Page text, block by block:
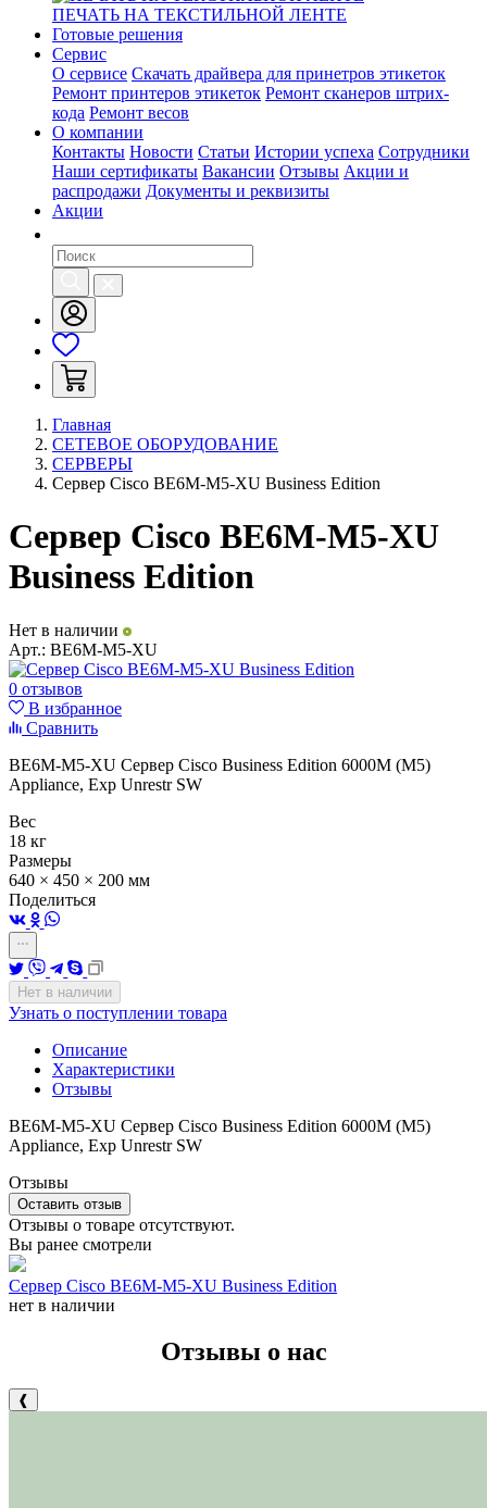
ПЕЧАТЬ НА ТЕКСТИЛЬНОЙ ЛЕНТЕ
Готовые решения
Сервис
О сервисе Скачать драйвера для принетров этикеток
Ремонт принтеров этикеток Ремонт сканеров штрих-
кода Ремонт весов
О компании
Контакты Новости Статьи Истории успеха Сотрудники
Наши сертификаты Вакансии Отзывы Акции и
распродажи Документы и реквизиты
Акции
Главная
СЕТЕВОЕ ОБОРУДОВАНИЕ
СЕРВЕРЫ
Сервер Cisco BE6M-M5-XU Business Edition
Сервер Cisco BE6M-M5-XU
Business Edition
Нет в наличии
Арт.: BE6M-M5-XU
0 отзывов
В избранное
Сравнить
BE6M-M5-XU Сервер Cisco Business Edition 6000M (M5)
Appliance, Exp Unrestr SW
Вес
18 кг
Размеры
640 × 450 × 200 мм
Поделиться
Нет в наличии
Узнать о поступлении товара
Описание
Характеристики
Отзывы
BE6M-M5-XU Сервер Cisco Business Edition 6000M (M5)
Appliance, Exp Unrestr SW
Отзывы
Оставить отзыв
Отзывы о товаре отсутствуют.
Вы ранее смотрели
Сервер Cisco BE6M-M5-XU Business Edition
нет в наличии
Отзывы о нас
❰